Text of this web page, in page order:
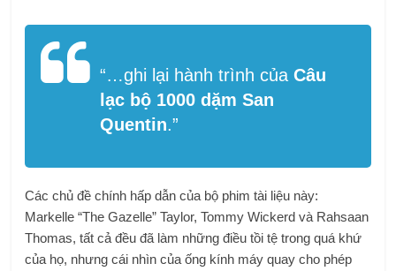
“…ghi lại hành trình củaCâu
lạc bộ 1000 dặm San
Quentin.”
Các chủ đề chính hấp dẫn của bộ phim tài liệu này:
Markelle “The Gazelle” Taylor, Tommy Wickerd và Rahsaan
Thomas, tất cả đều đã làm những điều tồi tệ trong quá khứ
của họ, nhưng cái nhìn của ống kính máy quay cho phép